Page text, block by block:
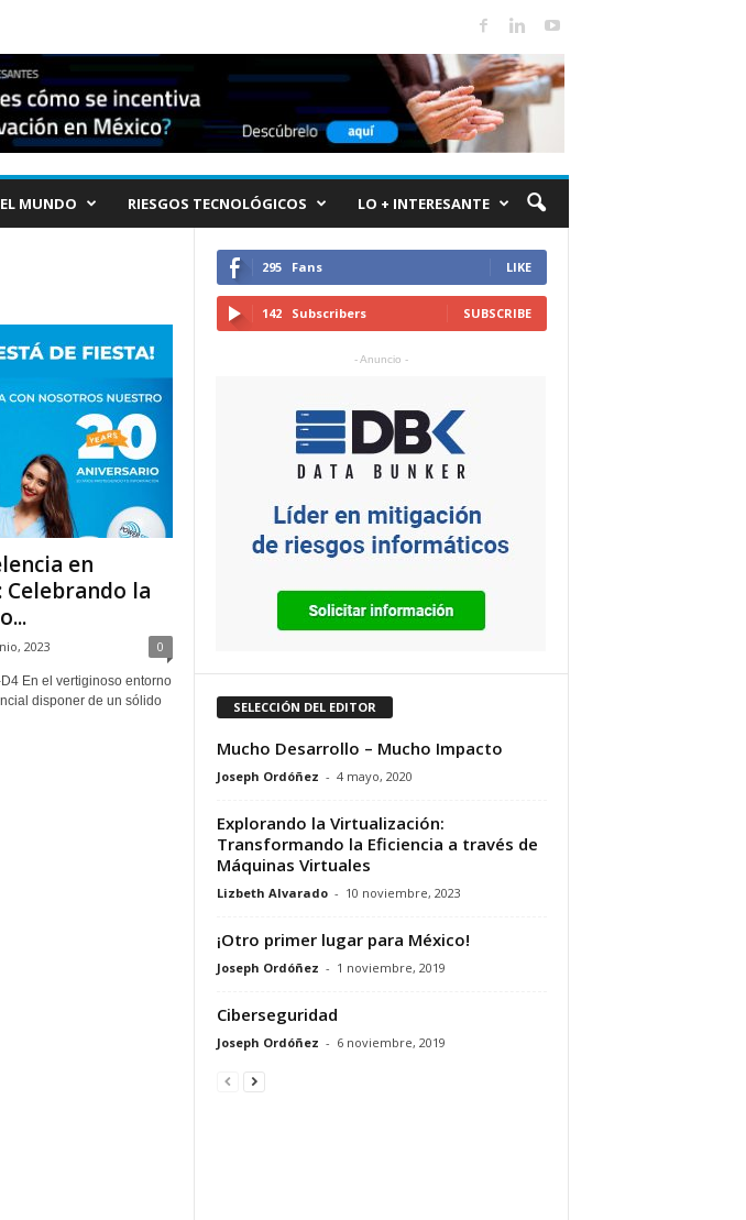
MUNDO RIESGOS TECNOLÓGICOS LO + INTERESANTE
en
la
2023 0
En el vertiginoso entorno
disponer de un sólido
295 Fans LIKE
142 Subscribers SUBSCRIBE
- Anuncio -
SELECCIÓN DEL EDITOR
Mucho Desarrollo – Mucho Impacto
Joseph Ordóñez - 4 mayo, 2020
Explorando la Virtualización:
Transformando la Eficiencia a través de
Máquinas Virtuales
Lizbeth Alvarado - 10 noviembre, 2023
¡Otro primer lugar para México!
Joseph Ordóñez - 1 noviembre, 2019
Ciberseguridad
Joseph Ordóñez - 6 noviembre, 2019